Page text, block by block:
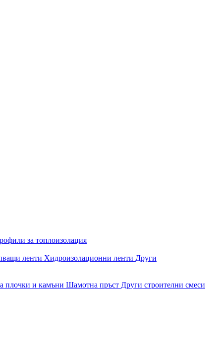
за топлоизолация
ленти Хидроизолационни ленти Други
плочки и камъни Шамотна пръст Други строителни смеси